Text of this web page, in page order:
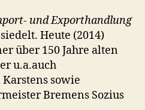
und Exporthandlung
Heute (2014)
über 150 Jahre alten
u.a.auch
sowie
Bremens Sozius